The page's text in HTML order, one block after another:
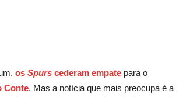
os Spurs cederam empate para o
Conte. Mas a notícia que mais preocupa é a